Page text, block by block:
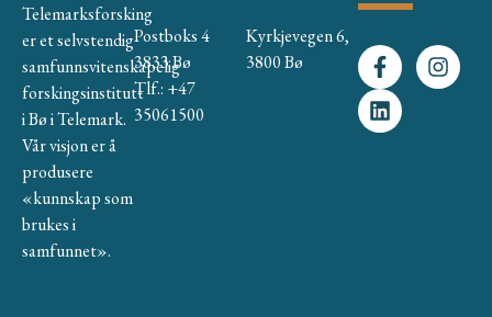
Telemarksforsking
er et selvstendig
samfunnsvitenskapelig
forskingsinstitutt
i Bø i Telemark.
Vår visjon er å
produsere
«kunnskap som
brukes i
samfunnet».
Postboks 4
3833 Bø
Tlf.: +47
35061500
Kyrkjevegen 6,
3800 Bø